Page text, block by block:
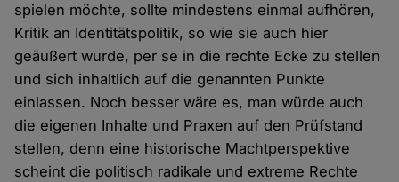
spielen möchte, sollte mindestens einmal aufhören,
Kritik an Identitätspolitik, so wie sie auch hier
geäußert wurde, per se in die rechte Ecke zu stellen
und sich inhaltlich auf die genannten Punkte
einlassen. Noch besser wäre es, man würde auch
die eigenen Inhalte und Praxen auf den Prüfstand
stellen, denn eine historische Machtperspektive
scheint die politisch radikale und extreme Rechte